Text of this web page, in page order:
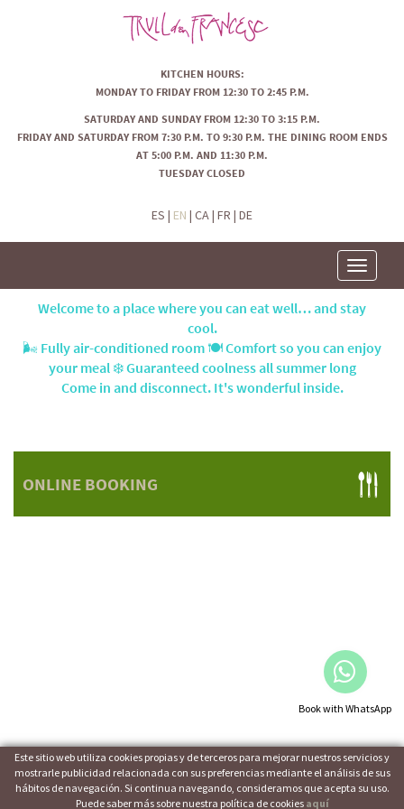
KITCHEN HOURS:
MONDAY TO FRIDAY FROM 12:30 TO 2:45 P.M.
SATURDAY AND SUNDAY FROM 12:30 TO 3:15 P.M.
FRIDAY AND SATURDAY FROM 7:30 P.M. TO 9:30 P.M. THE DINING ROOM ENDS
AT 5:00 P.M. AND 11:30 P.M.
TUESDAY CLOSED
ES | EN | CA| FR | DE
Toggle
Welcome to a place where you can eat well… and stay
cool.
🌬️ Fully air-conditioned room 🍽️ Comfort so you can enjoy
your meal ❄️ Guaranteed coolness all summer long
Come in and disconnect. It's wonderful inside.
ONLINE BOOKING
LEGAL NOTICE | POLÍTICA DE COOKIES | TERMS OF USE
Book with WhatsApp
Este sitio web utiliza cookies propias y de terceros para mejorar nuestros servicios y
mostrarle publicidad relacionada con sus preferencias mediante el análisis de sus
hábitos de navegación. Si continua navegando, consideramos que acepta su uso.
Puede saber más sobre nuestra política de cookies aquí